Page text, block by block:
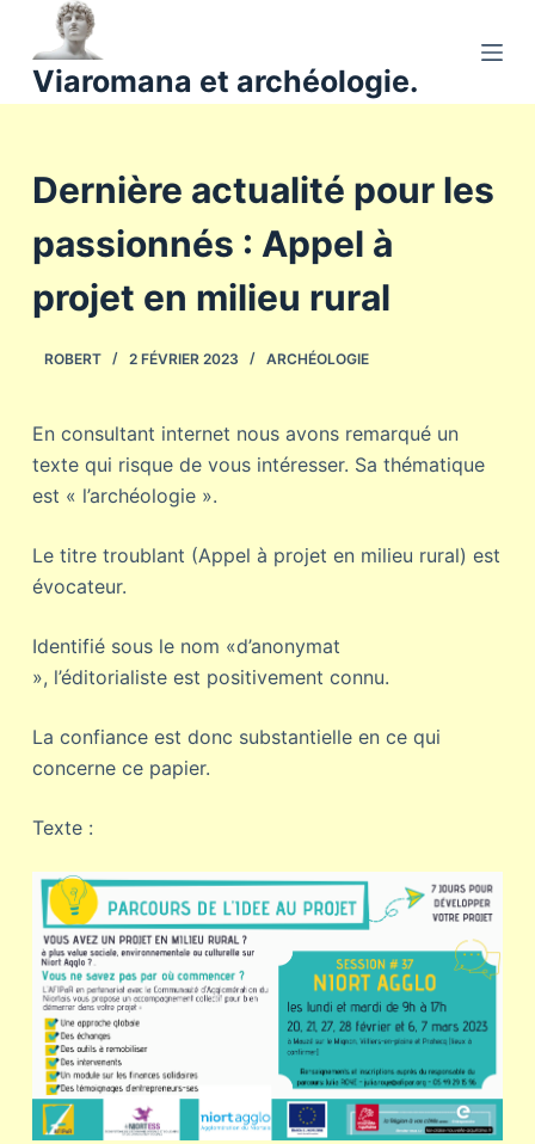
a
u
n
u
Viaromana et archéologie.
Dernière actualité pour les
passionnés : Appel à
projet en milieu rural
ROBERT 2 FÉVRIER 2023 ARCHÉOLOGIE
En consultant internet nous avons remarqué un
texte qui risque de vous intéresser. Sa thématique
est « l’archéologie ».
Le titre troublant (Appel à projet en milieu rural) est
évocateur.
Identifié sous le nom «d’anonymat
», l’éditorialiste est positivement connu.
La confiance est donc substantielle en ce qui
concerne ce papier.
Texte :